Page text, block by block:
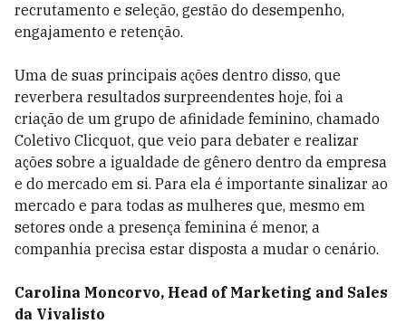
recrutamento e seleção, gestão do desempenho,
engajamento e retenção.
Uma de suas principais ações dentro disso, que
reverbera resultados surpreendentes hoje, foi a
criação de um grupo de afinidade feminino, chamado
Coletivo Clicquot, que veio para debater e realizar
ações sobre a igualdade de gênero dentro da empresa
e do mercado em si. Para ela é importante sinalizar ao
mercado e para todas as mulheres que, mesmo em
setores onde a presença feminina é menor, a
companhia precisa estar disposta a mudar o cenário.
Carolina Moncorvo, Head of Marketing and Sales
da Vivalisto